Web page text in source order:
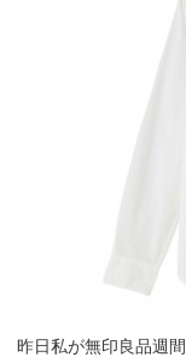
昨日私が無印良品週